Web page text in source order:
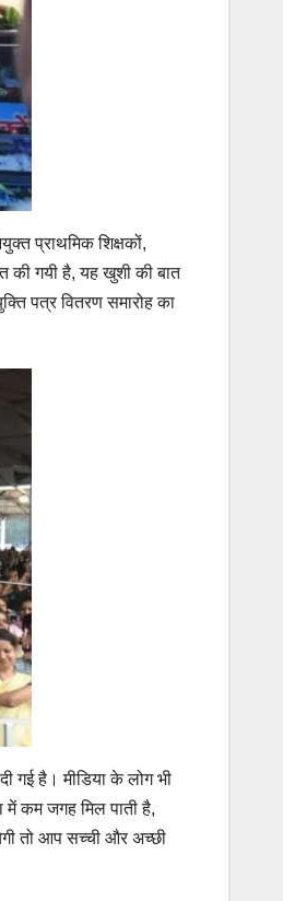
प्राथमिक शिक्षकों,
की गयी है, यह खुशी की बात
पत्र वितरण समारोह का
गई है। मीडिया के लोग भी
कम जगह मिल पाती है,
तो आप सच्ची और अच्छी